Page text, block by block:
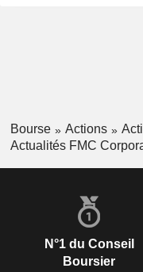
Bourse Actions
Actualités FMC
N°1 du Conseil
Boursier